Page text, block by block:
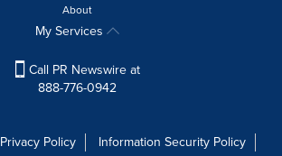
About
My Services
Call PR Newswire at
888-776-0942
Privacy Policy
Information Security Policy